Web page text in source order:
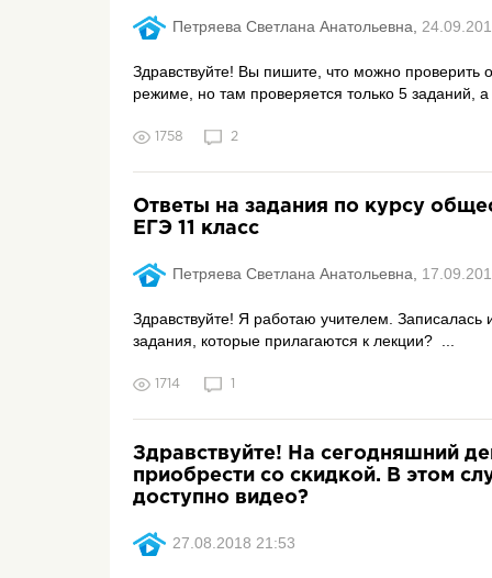
Петряева Светлана Анатольевна,
Здравствуйте! Вы пишите, что можно проверить
режиме, но там проверяется только 5 заданий, а
1758 2
Ответы на задания по курсу
ЕГЭ 11 класс
Петряева Светлана Анатольевна,
Здравствуйте! Я работаю учителем. Записалась
задания, которые прилагаются к лекции? ...
1714 1
Здравствуйте! На сегодняшний
приобрести со скидкой. В этом
доступно видео?
27.08.2018 21:53